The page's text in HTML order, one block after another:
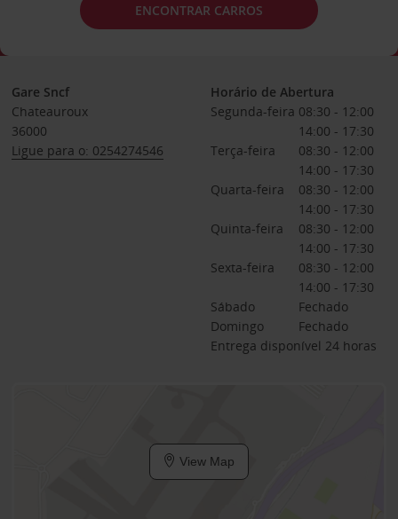
ENCONTRAR CARROS
Gare Sncf
Chateauroux
36000
Ligue para o: 0254274546
Horário de Abertura
Segunda-feira 08:30 - 12:00
14:00 - 17:30
Terça-feira
08:30 - 12:00
14:00 - 17:30
Quarta-feira
08:30 - 12:00
14:00 - 17:30
Quinta-feira
08:30 - 12:00
14:00 - 17:30
Sexta-feira
08:30 - 12:00
14:00 - 17:30
Sábado
Fechado
Domingo
Fechado
Entrega disponível 24 horas
View Map